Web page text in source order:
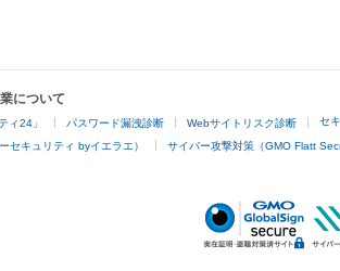
について
ィ24」 パスワード漏洩診断 Webサイトリスク診断 セ
セキュリティ byイエラエ） サイバー攻撃対策（GMO Flatt